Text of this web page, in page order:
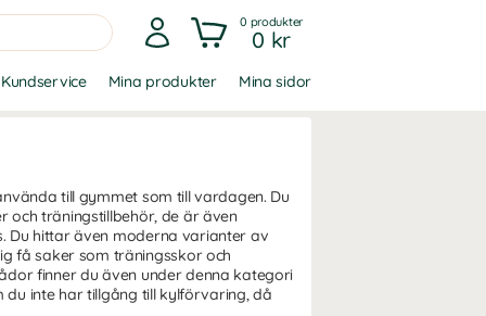
0 produkter
0 kr
Kundservice Mina produkter Mina sidor
till gymmet som till vardagen. Du
träningstillbehör, de är även
Du hittar även moderna varianter av
få saker som träningsskor och
finner du även under denna kategori
inte har tillgång till kylförvaring, då